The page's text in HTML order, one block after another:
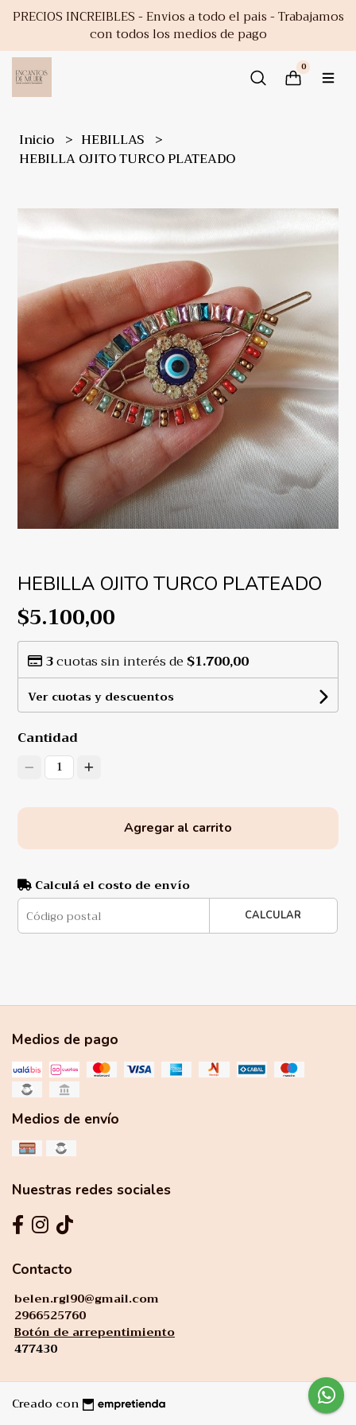
PRECIOS INCREIBLES - Envios a todo el pais - Trabajamos
con todos los medios de pago
0
Inicio
HEBILLAS
HEBILLA OJITO TURCO PLATEADO
HEBILLA OJITO TURCO PLATEADO
$5.100,00
3cuotas sin interés de $1.700,00
Ver cuotas y descuentos
Cantidad
1
Agregar al carrito
Calculá el costo de envío
CALCULAR
Medios de pago
Medios de envío
Nuestras redes sociales
Contacto
belen.rgl90@gmail.com
2966525760
Botón de arrepentimiento
477430
Creado con